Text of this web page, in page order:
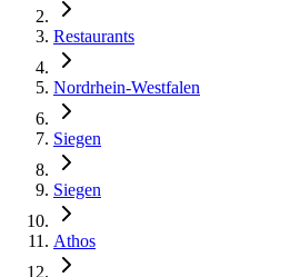
Restaurants
Nordrhein-Westfalen
Siegen
Siegen
Athos